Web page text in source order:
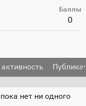
Баллы
0
нет ни одного